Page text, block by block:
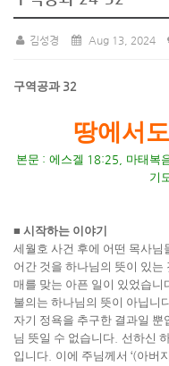
김성경 Aug 13, 2024
구역공과 32
땅에서
본문 : 에스겔 18:25, 마태복
기
■ 시작하는 이야기
세월호 사건 후에 어떤 목사님
어간 것을 하나님의 뜻이 있
매를 맞는 아픈 일이 있었습니
불의는 하나님의 뜻이 아닙니
자기 정욕을 추구한 결과일 뿐
님 뜻일 수 없습니다 선하신
입니다 이에 주님께서 ‘(아버